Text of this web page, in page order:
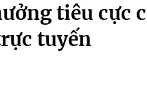
luật
- Giải trí
tiêu cực
tuyến